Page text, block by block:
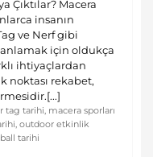
Çıktılar? Macera
insanın
ve Nerf gibi
anlamak için oldukça
ihtiyaçlardan
noktası rekabet,
tag tarihi, macera sporları
, outdoor etkinlik
tarihi